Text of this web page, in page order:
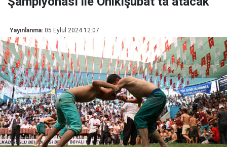
Yayınlanma: 05 Eylül 2024 12:07